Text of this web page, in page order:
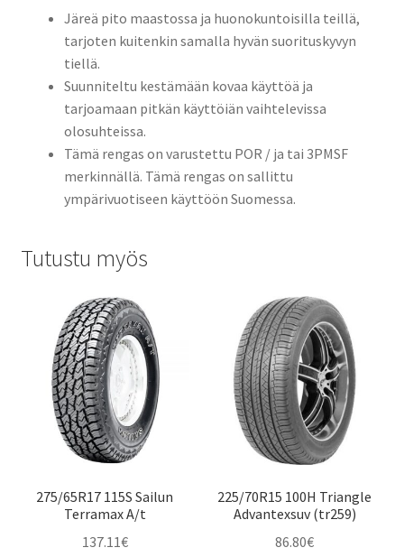
Järeä pito maastossa ja huonokuntoisilla teillä,
tarjoten kuitenkin samalla hyvän suorituskyvyn
tiellä.
Suunniteltu kestämään kovaa käyttöä ja
tarjoamaan pitkän käyttöiän vaihtelevissa
olosuhteissa.
Tämä rengas on varustettu POR / ja tai 3PMSF
merkinnällä. Tämä rengas on sallittu
ympärivuotiseen käyttöön Suomessa.
Tutustu myös
275/65R17 115S Sailun
Terramax A/t
137.11€
225/70R15 100H Triangle
Advantexsuv (tr259)
86.80€